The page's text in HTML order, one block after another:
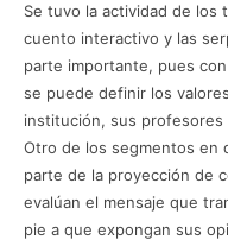
Se tuvo la actividad de
cuento interactivo y las
parte importante, pues
se puede definir los
institución, sus
Otro de los segmentos en
parte de la proyección de
evalúan el mensaje que
pie a que expongan sus